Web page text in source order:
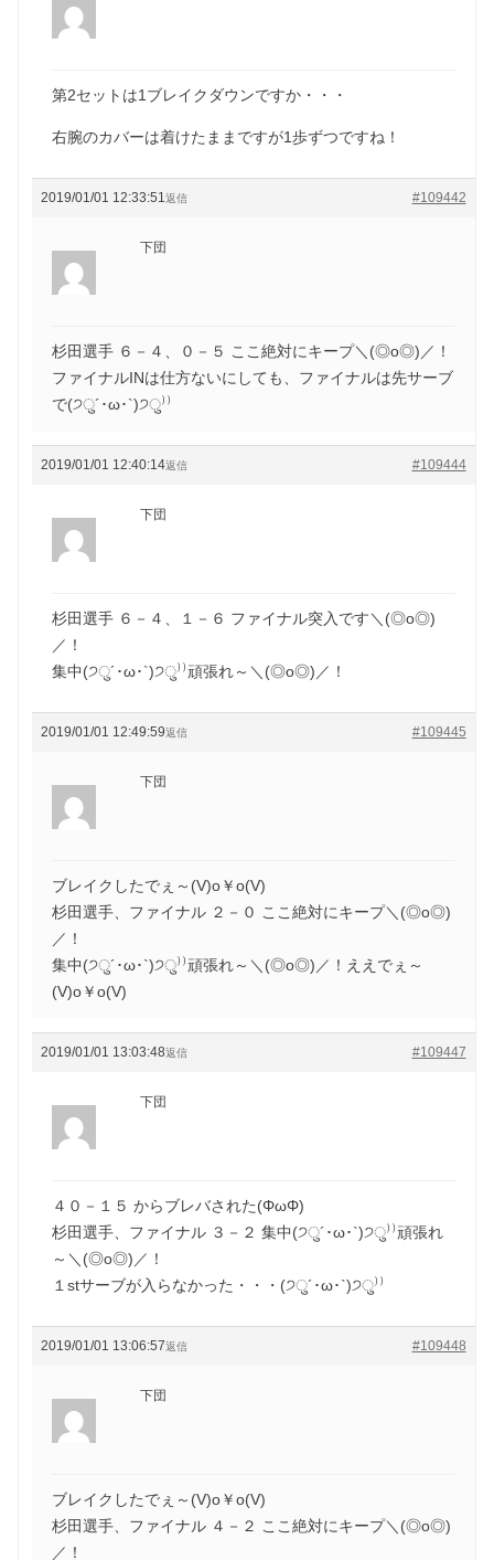
第2セットは1ブレイクダウンですか・・・
右腕のカバーは着けたままですが1歩ずつですね！
2019/01/01 12:33:51 #109442
返信
下団
杉田選手 ６－４、０－５ ここ絶対にキープ＼(◎o◎)／！
ファイナルINは仕方ないにしても、ファイナルは先サーブ
で(੭ु´･ω･`)੭ु⁾⁾
2019/01/01 12:40:14 #109444
返信
下団
杉田選手 ６－４、１－６ ファイナル突入です＼(◎o◎)
／！
集中(੭ु´･ω･`)੭ु⁾⁾頑張れ～＼(◎o◎)／！
2019/01/01 12:49:59 #109445
返信
下団
ブレイクしたでぇ～(V)o￥o(V)
杉田選手、ファイナル ２－０ ここ絶対にキープ＼(◎o◎)
／！
集中(੭ु´･ω･`)੭ु⁾⁾頑張れ～＼(◎o◎)／！ええでぇ～
(V)o￥o(V)
2019/01/01 13:03:48 #109447
返信
下団
４０－１５ からブレバされた(ΦωΦ)
杉田選手、ファイナル ３－２ 集中(੭ु´･ω･`)੭ु⁾⁾頑張れ
～＼(◎o◎)／！
１stサーブが入らなかった・・・(੭ु´･ω･`)੭ु⁾⁾
2019/01/01 13:06:57 #109448
返信
下団
ブレイクしたでぇ～(V)o￥o(V)
杉田選手、ファイナル ４－２ ここ絶対にキープ＼(◎o◎)
／！